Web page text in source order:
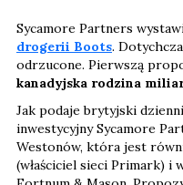
Sycamore Partners
drogerii Boots.
odrzucone. Pierwszą
kanadyjska rodzina
Jak podaje brytyjski
inwestycyjny Sycamore
Westonów, która jest
(właściciel sieci Primark) i